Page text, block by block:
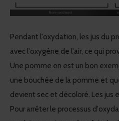
Pendant l'oxydation, les jus du
avec l'oxygène de l'air, ce qui
Une pomme en est un bon
une bouchée de la pomme et
devient sec et décoloré. Les jus
Pour arrêter le processus